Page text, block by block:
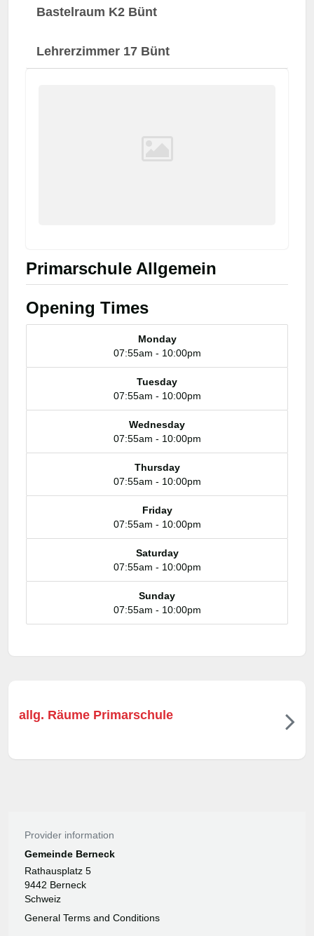
Bastelraum K2 Bünt
Lehrerzimmer 17 Bünt
Primarschule Allgemein
Opening Times
Monday
07:55am - 10:00pm
Tuesday
07:55am - 10:00pm
Wednesday
07:55am - 10:00pm
Thursday
07:55am - 10:00pm
Friday
07:55am - 10:00pm
Saturday
07:55am - 10:00pm
Sunday
07:55am - 10:00pm
allg. Räume Primarschule
Provider information
Gemeinde Berneck
Rathausplatz 5
9442 Berneck
Schweiz
General Terms and Conditions